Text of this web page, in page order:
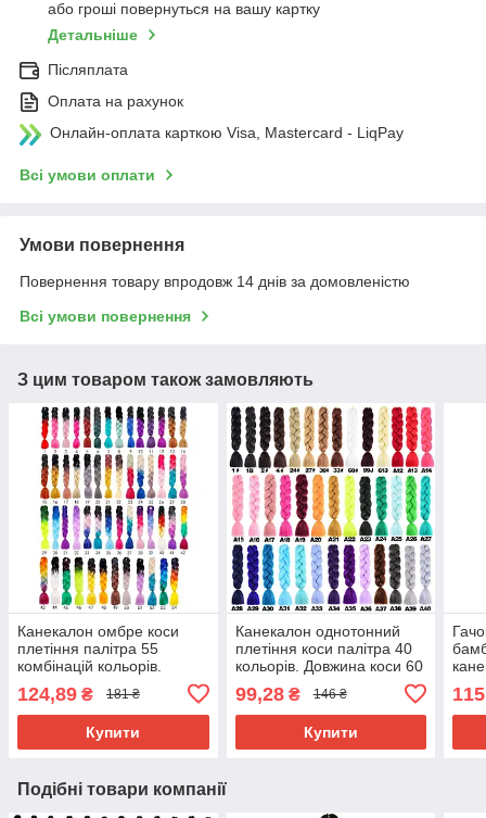
або гроші повернуться на вашу картку
Детальніше
Післяплата
Оплата на рахунок
Онлайн-оплата карткою Visa, Mastercard - LiqPay
Всі умови оплати
Умови повернення
Повернення товару впродовж 14 днів за домовленістю
Всі умови повернення
З цим товаром також замовляють
Канекалон омбре коси
плетіння палітра 55
комбінацій кольорів.
Термостійкий
124,89 ₴ 181 ₴
Купити
Канекалон однотонний
плетіння коси палітра 40
кольорів. Довжина коси 60
99,28₴ 146 ₴
Купити
115
Подібні товари компанії